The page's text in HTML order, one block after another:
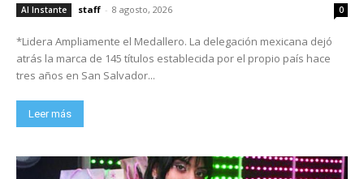
Al Instante staff - 8 agosto, 2026 0
*Lidera Ampliamente el Medallero. La delegación mexicana dejó
atrás la marca de 145 títulos establecida por el propio país hace
tres años en San Salvador...
Leer más